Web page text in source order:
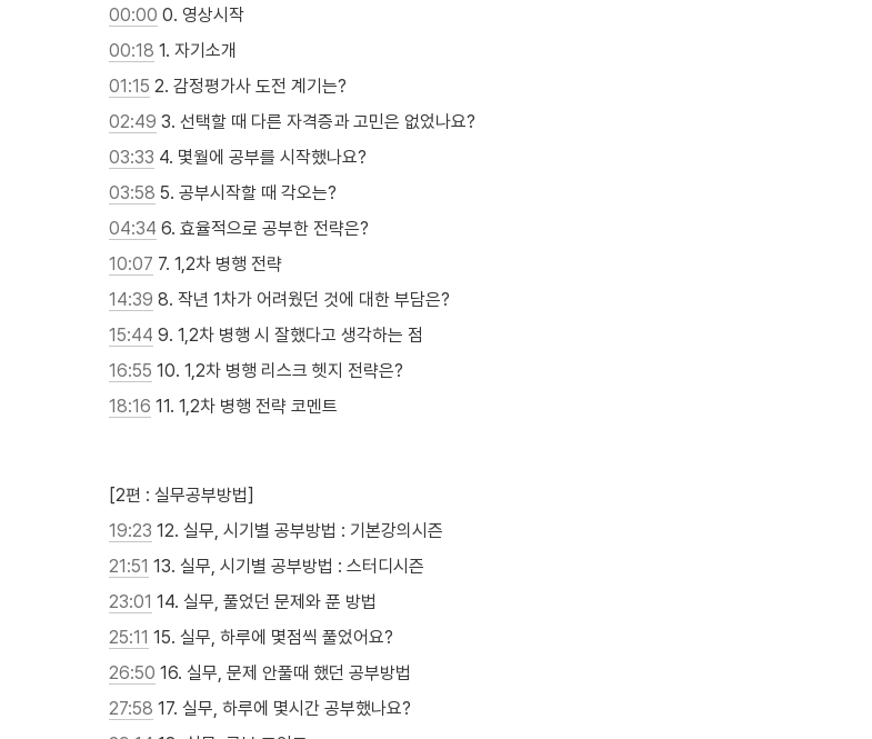
00:00 0. 영상시작
00:18 1. 자기소개
01:15 2. 감정평가사 도전 계기는?
02:49 3. 선택할 때 다른 자격증과 고민은 없었나요?
03:33 4. 몇월에 공부를 시작했나요?
03:58 5. 공부시작할 때 각오는?
04:34 6. 효율적으로 공부한 전략은?
10:07 7. 1,2차 병행 전략
14:39 8. 작년 1차가 어려웠던 것에 대한 부담은?
15:44 9. 1,2차 병행 시 잘했다고 생각하는 점
16:55 10. 1,2차 병행 리스크 헷지 전략은?
18:16 11. 1,2차 병행 전략 코멘트
[2편 : 실무공부방법]
19:23 12. 실무, 시기별 공부방법 : 기본강의시즌
21:51 13. 실무, 시기별 공부방법 : 스터디시즌
23:01 14. 실무, 풀었던 문제와 푼 방법
25:11 15. 실무, 하루에 몇점씩 풀었어요?
26:50 16. 실무, 문제 안풀때 했던 공부방법
27:58 17. 실무, 하루에 몇시간 공부했나요?